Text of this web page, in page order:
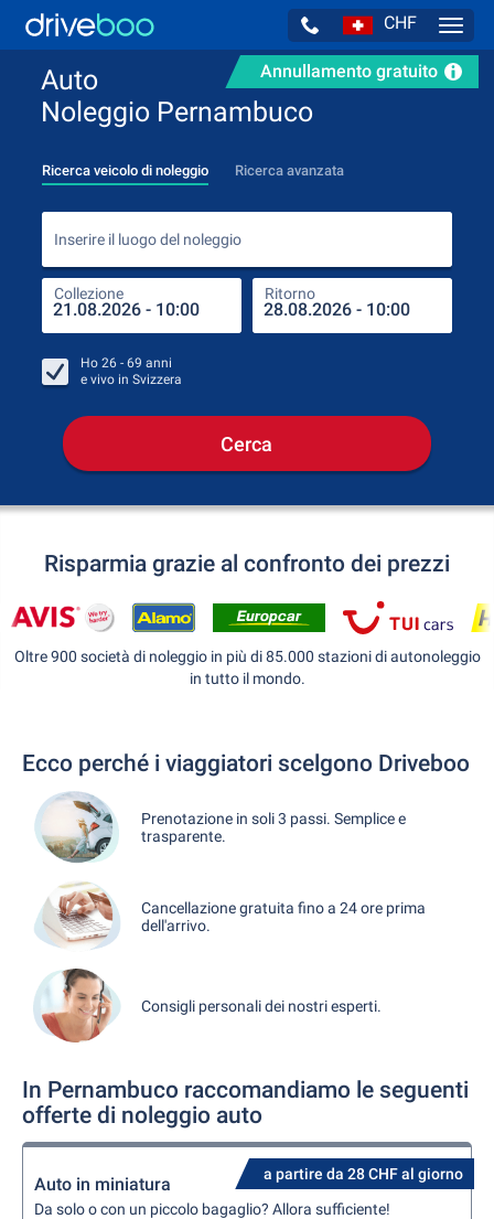
CHF
Annullamento gratuito
Auto
Noleggio Pernambuco
Ricerca veicolo di noleggio Ricerca avanzata
Inserire il luogo del noleggio
Collezione Ritorno
Ho 26 - 69 anni
e vivo in Svizzera
Cerca
Risparmia grazie al confronto dei prezzi
Oltre 900 società di noleggio in più di 85.000 stazioni di autonoleggio
in tutto il mondo.
Ecco perché i viaggiatori scelgono Driveboo
Prenotazione in soli 3 passi. Semplice e
trasparente.
Cancellazione gratuita fino a 24 ore prima
dell'arrivo.
Consigli personali dei nostri esperti.
In Pernambuco raccomandiamo le seguenti
offerte di noleggio auto
a partire da 28 CHF al giorno
Auto in miniatura
Da solo o con un piccolo bagaglio? Allora sufficiente!